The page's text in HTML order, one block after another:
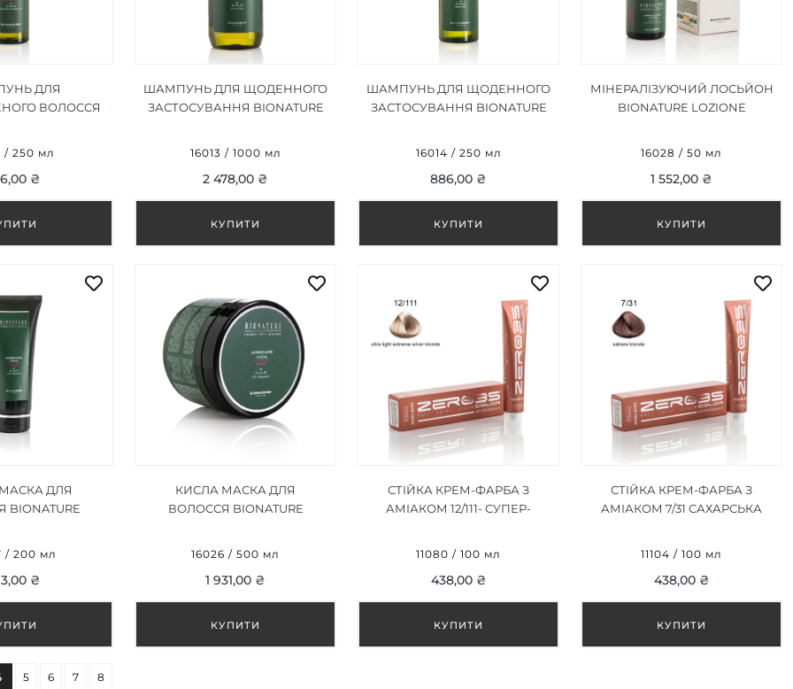
ДЛЯ
ВОЛОССЯ
/ 250 мл
₴
ШАМПУНЬ ДЛЯ ЩОДЕННОГО
ЗАСТОСУВАННЯ BIONATURE
16013 / 1000 мл
2 478,00 ₴
ШАМПУНЬ ДЛЯ ЩОДЕННОГО
ЗАСТОСУВАННЯ BIONATURE
16014 / 250 мл
886,00 ₴
МІНЕРАЛІЗУЮЧИЙ ЛОСЬЙОН
BIONATURE LOZIONE
16028 / 50 мл
1 552,00 ₴
ДЛЯ
/ 200 мл
₴
КИСЛА МАСКА ДЛЯ
ВОЛОССЯ BIONATURE
16026 / 500 мл
1 931,00 ₴
СТІЙКА КРЕМ-ФАРБА З
АМІАКОМ 12/111- СУПЕР-
LIGHT EXTREME SILVER
BLONDE 100ML
11080 / 100 мл
438,00 ₴
СТІЙКА КРЕМ-ФАРБА З
АМІАКОМ 7/31 САХАРСЬКА
11104 / 100 мл
438,00 ₴
5 6 7 8